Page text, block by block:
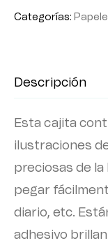
Categorías:
Descripción
Esta cajita
ilustraciones
preciosas de
pegar
diario, etc.
adhesivo